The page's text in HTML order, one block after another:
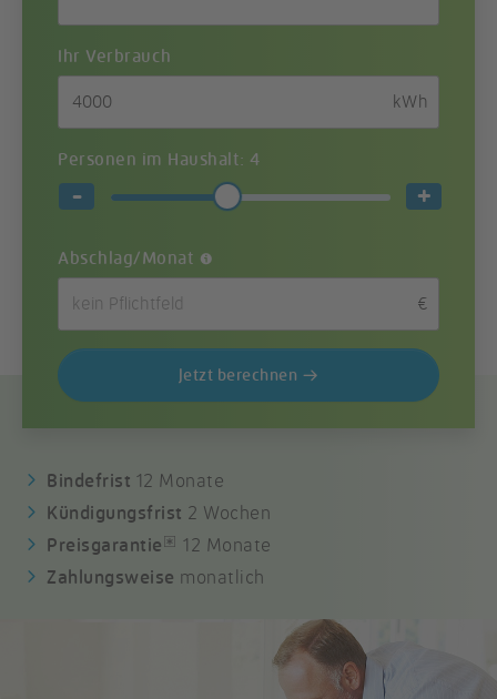
Ihr Verbrauch
kWh
Personen im Haushalt: 4
Abschlag/Monat
€
Jetzt berechnen
Bindefrist 12 Monate
Kündigungsfrist 2 Wochen
Preisgarantie * 12 Monate
Zahlungsweise monatlich